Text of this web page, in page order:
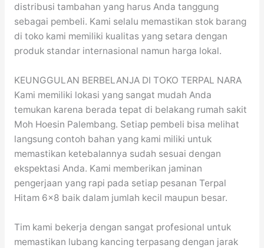
distribusi tambahan yang harus Anda tanggung
sebagai pembeli. Kami selalu memastikan stok barang
di toko kami memiliki kualitas yang setara dengan
produk standar internasional namun harga lokal.
KEUNGGULAN BERBELANJA DI TOKO TERPAL NARA
Kami memiliki lokasi yang sangat mudah Anda
temukan karena berada tepat di belakang rumah sakit
Moh Hoesin Palembang. Setiap pembeli bisa melihat
langsung contoh bahan yang kami miliki untuk
memastikan ketebalannya sudah sesuai dengan
ekspektasi Anda. Kami memberikan jaminan
pengerjaan yang rapi pada setiap pesanan Terpal
Hitam 6×8 baik dalam jumlah kecil maupun besar.
Tim kami bekerja dengan sangat profesional untuk
memastikan lubang kancing terpasang dengan jarak